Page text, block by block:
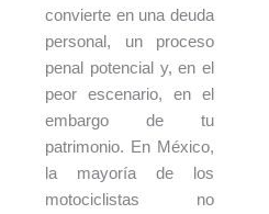
convierte en una deuda
personal, un proceso
penal potencial y, en el
peor escenario, en el
embargo de tu
patrimonio. En México,
la mayoría de los
motociclistas no